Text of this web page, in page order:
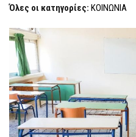
Όλες οι κατηγορίες: ΚΟΙΝΩΝΙΑ